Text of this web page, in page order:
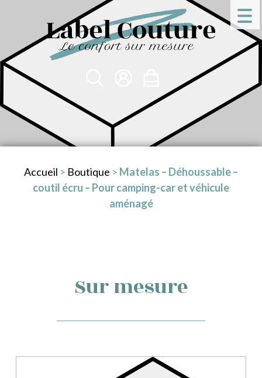
Accueil > Boutique > Matelas – Déhoussable –
coutil écru – Pour camping-car et véhicule
aménagé
Sur mesure